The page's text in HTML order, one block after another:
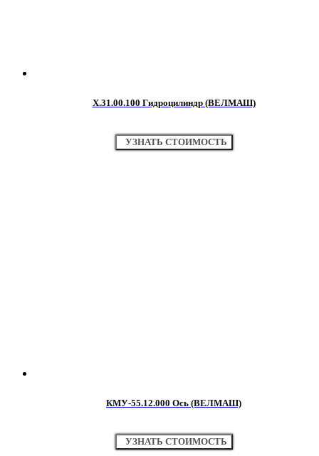
Х.31.00.100 Гидроцилиндр (ВЕЛМАШ)
УЗНАТЬ СТОИМОСТЬ
КМУ-55.12.000 Ось (ВЕЛМАШ)
УЗНАТЬ СТОИМОСТЬ